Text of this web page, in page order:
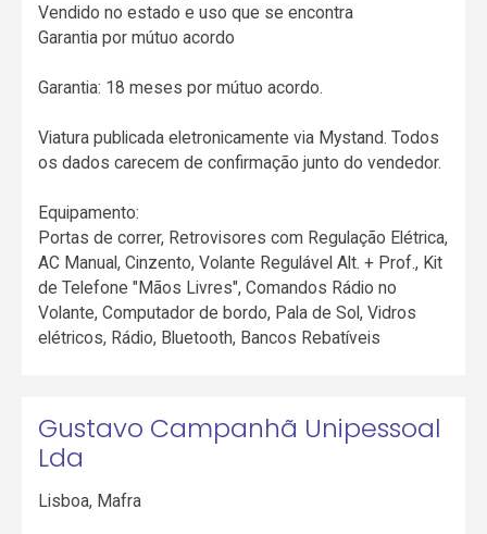
Vendido no estado e uso que se encontra
Garantia por mútuo acordo
Garantia: 18 meses por mútuo acordo.
Viatura publicada eletronicamente via Mystand. Todos
os dados carecem de confirmação junto do vendedor.
Equipamento:
Portas de correr, Retrovisores com Regulação Elétrica,
AC Manual, Cinzento, Volante Regulável Alt. + Prof., Kit
de Telefone "Mãos Livres", Comandos Rádio no
Volante, Computador de bordo, Pala de Sol, Vidros
elétricos, Rádio, Bluetooth, Bancos Rebatíveis
Gustavo Campanhã Unipessoal
Lda
Lisboa, Mafra